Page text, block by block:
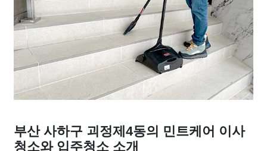
부산 사하구 괴정제4동의 민트케어 이사
청소와 입주청소 소개